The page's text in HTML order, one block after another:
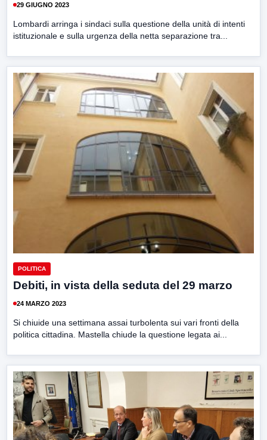
29 GIUGNO 2023
Lombardi arringa i sindaci sulla questione della unità di intenti
istituzionale e sulla urgenza della netta separazione tra...
POLITICA
Debiti, in vista della seduta del 29 marzo
24 MARZO 2023
Si chiuide una settimana assai turbolenta sui vari fronti della
politica cittadina. Mastella chiude la questione legata ai...